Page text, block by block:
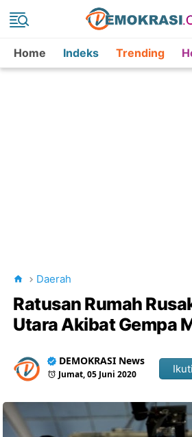
Home Indeks Trending
Daerah
Ratusan Rumah
Utara Akibat Gempa
DEMOKRASI News
Jumat, 05 Juni 2020 Ikuti